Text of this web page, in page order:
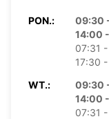
PON.:
09:30
14:00
07:31
17:30
WT.:
09:30
14:00
07:31